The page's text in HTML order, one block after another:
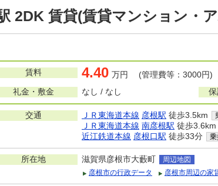
2DK 賃貸(賃貸マンション・
賃料 4.40 万円 (管理費等：3000円)
礼金・敷金
なし / なし
交通 ＪＲ東海道本線 彦根駅 徒歩3.5km
ＪＲ東海道本線 南彦根駅 徒歩3.6km
近江鉄道本線 彦根口駅 徒歩33分
所在地 滋賀県彦根市大藪町
周辺地図
彦根市の行政データ
彦根市周辺の家